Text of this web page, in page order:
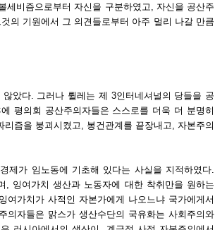
세비즘으로부터 자신을 구분하였고, 자신을 공산주
의 기원에서 그 의견들로부터 아주 멀리 나갈 만큼
았다. 그러나 륄레는 제 3인터네셔널의 당들을 공
평의회 공산주의자들은 스스로를 더욱 더 분명히
즘을 붕괴시켰고, 봉건관계를 끝장내고, 자본주의
제가 임노동에 기초해 있다는 사실을 지적하였다.
잉여가치 생산과 노동자에 대한 착취만을 원하는
가치가 사적인 자본가에게 나오느냐 국가에게서
의자들은 맑스가 생산수단의 국유화는 사회주의와